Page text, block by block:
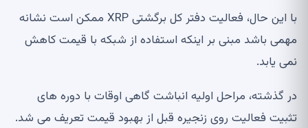
با این حال، فعالیت دفتر کل برگشتی XRP ممکن است نشانه
مهمی باشد مبنی بر اینکه استفاده از شبکه با قیمت کاهش
نمی یابد.
در گذشته، مراحل اولیه انباشت گاهی اوقات با دوره های
تثبیت فعالیت روی زنجیره قبل از بهبود قیمت تعریف می شد.